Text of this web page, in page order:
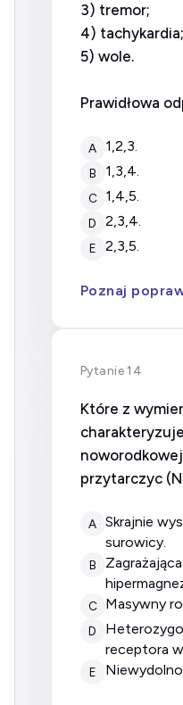
3) tremor;
4) tachykardia;
5) wole.
Prawidłowa
A 1,2,3.
B 1,3,4.
C 1,4,5.
D 2,3,4.
E 2,3,5.
Poznaj
Pytanie 14
Które z
przytarczyc
A
skrajnie wysokie stężenia PTH w
surowicy.
B
zagrażająca życiu
C masywny
D
heterozygotyczna mutacja genu
receptora
E